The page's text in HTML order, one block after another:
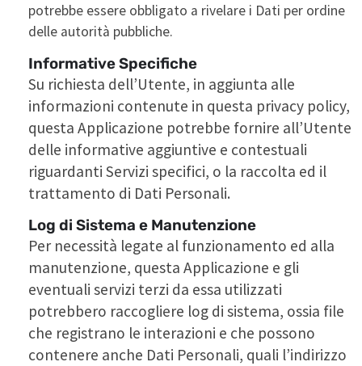
potrebbe essere obbligato a rivelare i Dati per ordine
delle autorità pubbliche.
Informative Specifiche
Su richiesta dell’Utente, in aggiunta alle
informazioni contenute in questa privacy policy,
questa Applicazione potrebbe fornire all’Utente
delle informative aggiuntive e contestuali
riguardanti Servizi specifici, o la raccolta ed il
trattamento di Dati Personali.
Log di Sistema e Manutenzione
Per necessità legate al funzionamento ed alla
manutenzione, questa Applicazione e gli
eventuali servizi terzi da essa utilizzati
potrebbero raccogliere log di sistema, ossia file
che registrano le interazioni e che possono
contenere anche Dati Personali, quali l’indirizzo